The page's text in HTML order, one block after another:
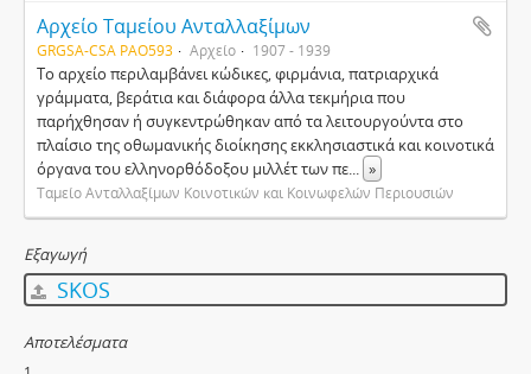
Αρχείο Ταμείου Ανταλλαξίμων
GRGSA-CSA PAO593 Αρχείο 1907 - 1939
Το αρχείο περιλαμβάνει κώδικες, φιρμάνια, πατριαρχικά
γράμματα, βεράτια και διάφορα άλλα τεκμήρια που
παρήχθησαν ή συγκεντρώθηκαν από τα λειτουργούντα στο
πλαίσιο της οθωμανικής διοίκησης εκκλησιαστικά και κοινοτικά
όργανα του ελληνορθόδοξου μιλλέτ των πε... »
Ταμείο Ανταλλαξίμων Κοινοτικών και Κοινωφελών Περιουσιών
Εξαγωγή
SKOS
Αποτελέσματα